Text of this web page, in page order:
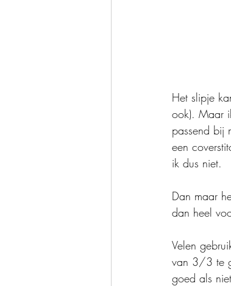
Het slipje
ook). Maar
passend bij
een
ik dus niet.
Dan maar
dan heel
Velen
van 3/3 te
goed als